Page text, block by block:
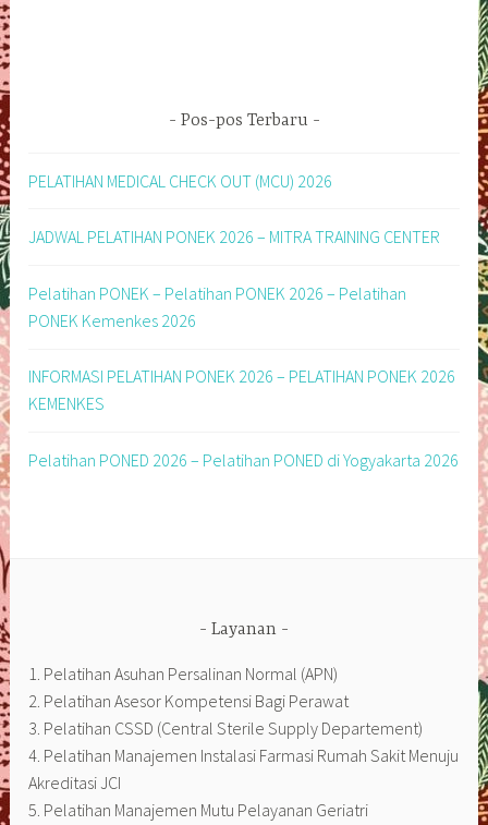
Pos-pos Terbaru
PELATIHAN MEDICAL CHECK OUT (MCU) 2026
JADWAL PELATIHAN PONEK 2026 – MITRA TRAINING CENTER
Pelatihan PONEK – Pelatihan PONEK 2026 – Pelatihan
PONEK Kemenkes 2026
INFORMASI PELATIHAN PONEK 2026 – PELATIHAN PONEK 2026
KEMENKES
Pelatihan PONED 2026 – Pelatihan PONED di Yogyakarta 2026
Layanan
1. Pelatihan Asuhan Persalinan Normal (APN)
2. Pelatihan Asesor Kompetensi Bagi Perawat
3. Pelatihan CSSD (Central Sterile Supply Departement)
4. Pelatihan Manajemen Instalasi Farmasi Rumah Sakit Menuju
Akreditasi JCI
5. Pelatihan Manajemen Mutu Pelayanan Geriatri